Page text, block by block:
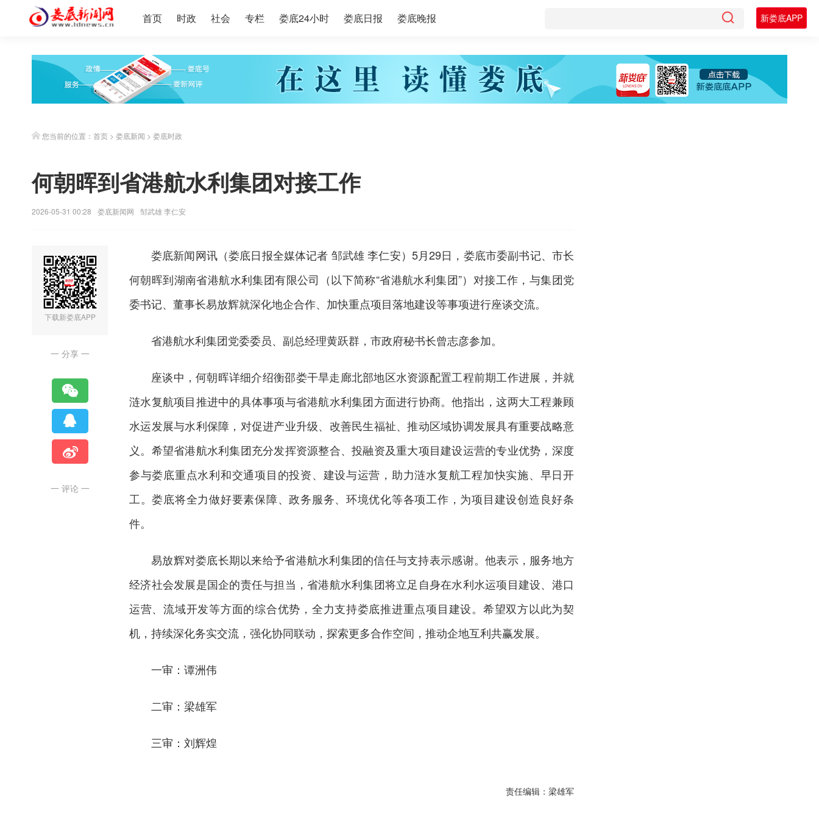
首页 时政 社会 专栏 娄底24小时 娄底日报 娄底晚报 新娄底APP
您当前的位置： 首页 > 娄底新闻 > 娄底时政
何朝晖到省港航水利集团对接工作
2026-05-31 00:28 娄底新闻网 邹武雄 李仁安
下载新娄底APP
一 分享 一
一 评论 一
娄底新闻网讯（娄底日报全媒体记者 邹武雄 李仁安）5月29日，娄底市委副书记、市长
何朝晖到湖南省港航水利集团有限公司（以下简称“省港航水利集团”）对接工作，与集团党
委书记、董事长易放辉就深化地企合作、加快重点项目落地建设等事项进行座谈交流。
省港航水利集团党委委员、副总经理黄跃群，市政府秘书长曾志彦参加。
座谈中，何朝晖详细介绍衡邵娄干旱走廊北部地区水资源配置工程前期工作进展，并就
涟水复航项目推进中的具体事项与省港航水利集团方面进行协商。他指出，这两大工程兼顾
水运发展与水利保障，对促进产业升级、改善民生福祉、推动区域协调发展具有重要战略意
义。希望省港航水利集团充分发挥资源整合、投融资及重大项目建设运营的专业优势，深度
参与娄底重点水利和交通项目的投资、建设与运营，助力涟水复航工程加快实施、早日开
工。娄底将全力做好要素保障、政务服务、环境优化等各项工作，为项目建设创造良好条
件。
易放辉对娄底长期以来给予省港航水利集团的信任与支持表示感谢。他表示，服务地方
经济社会发展是国企的责任与担当，省港航水利集团将立足自身在水利水运项目建设、港口
运营、流域开发等方面的综合优势，全力支持娄底推进重点项目建设。希望双方以此为契
机，持续深化务实交流，强化协同联动，探索更多合作空间，推动企地互利共赢发展。
一审：谭洲伟
二审：梁雄军
三审：刘辉煌
责任编辑：梁雄军